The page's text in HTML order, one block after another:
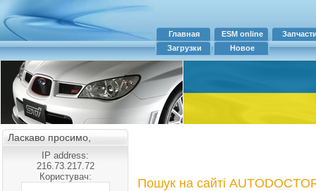
Главная ESM online
Загрузки
Новое
Ласкаво просимо,
IP address:
216.73.217.72
Користувач:
Пошук на сайті